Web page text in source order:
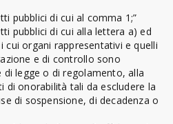
pubblici di cui al comma 1;”
pubblici di cui alla lettera a) ed
organi rappresentativi e quelli
e di controllo sono
legge o di regolamento, alla
di onorabilità tali da escludere la
di sospensione, di decadenza o